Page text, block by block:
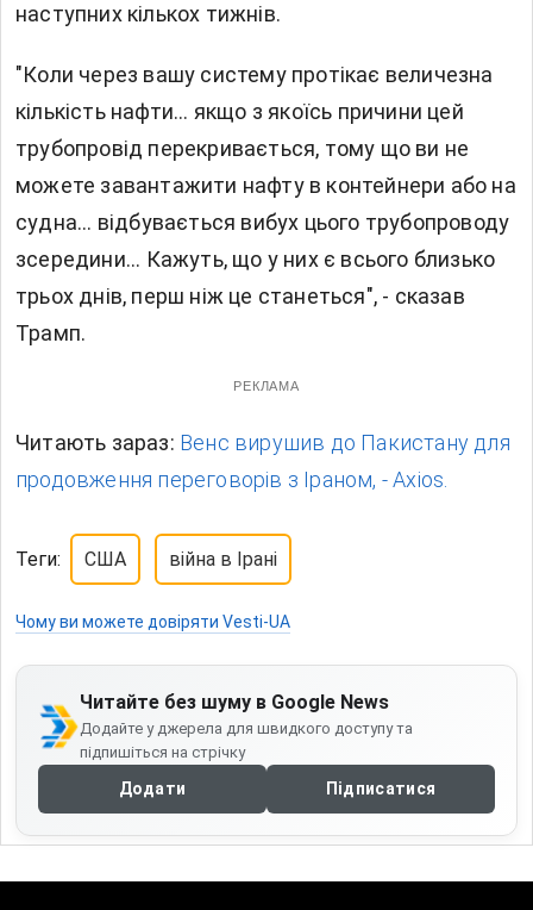
наступних кількох тижнів.
"Коли через вашу систему протікає величезна
кількість нафти... якщо з якоїсь причини цей
трубопровід перекривається, тому що ви не
можете завантажити нафту в контейнери або на
судна... відбувається вибух цього трубопроводу
зсередини... Кажуть, що у них є всього близько
трьох днів, перш ніж це станеться", - сказав
Трамп.
РЕКЛАМА
Читають зараз: Венс вирушив до Пакистану для
продовження переговорів з Іраном, - Axios.
Теги: США війна в Ірані
Чому ви можете довіряти Vesti-UA
Читайте без шуму в Google News
Додайте у джерела для швидкого доступу та
підпишіться на стрічку
Додати Підписатися